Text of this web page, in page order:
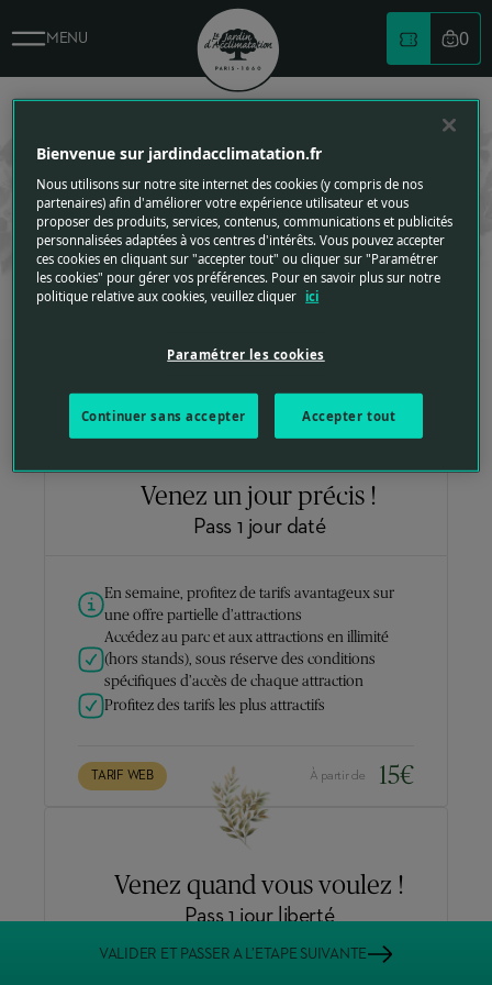
Logo du jardin d'acclimatation
MENU 0
BILLETTERIE
REPLIER VERS LE HAUT
parc en achetant vos billets à l’avance.
Retrouvez le détail des tarifs
1
Venez un jour précis !
Pass 1 jour daté
En semaine, profitez de tarifs avantageux sur
une offre partielle d’attractions
Accédez au parc et aux attractions en illimité
(hors stands), sous réserve des conditions
spécifiques d’accès de chaque attraction
Profitez des tarifs les plus attractifs
TARIF WEB À partir de 15€
Venez quand vous voulez !
Pass 1 jour liberté
VALIDER ET PASSER A L’ETAPE SUIVANTE
Billetterie - Le Jardin d'Acclimatation
Bienvenue sur jardindacclimatation.fr
Nous utilisons sur notre site internet des cookies (y compris de nos
partenaires) afin d'améliorer votre expérience utilisateur et vous
proposer des produits, services, contenus, communications et publicités
personnalisées adaptées à vos centres d'intérêts. Vous pouvez accepter
ces cookies en cliquant sur "accepter tout" ou cliquer sur "Paramétrer
les cookies" pour gérer vos préférences. Pour en savoir plus sur notre
politique relative aux cookies, veuillez cliquer ici
Paramétrer les cookies
Continuer sans accepter Accepter tout